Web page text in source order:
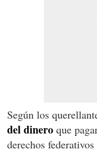
Según los
del dinero que
derechos